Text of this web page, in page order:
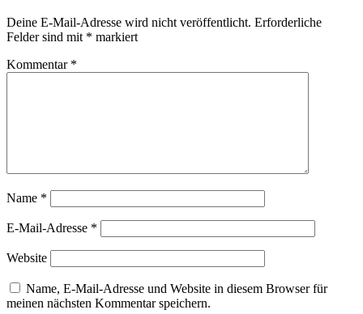
Deine E-Mail-Adresse wird nicht veröffentlicht. Erforderliche
Felder sind mit * markiert
Kommentar *
Name *
E-Mail-Adresse *
Website
Name, E-Mail-Adresse und Website in diesem Browser für
meinen nächsten Kommentar speichern.